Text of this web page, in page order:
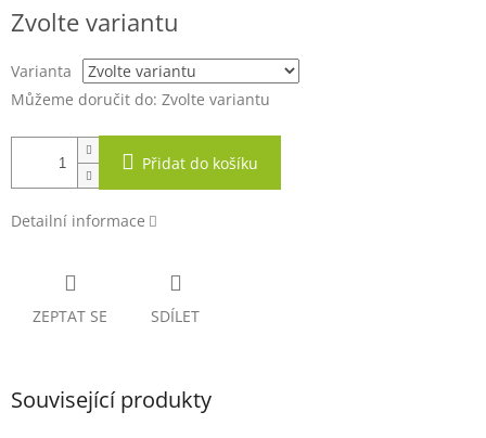
cena:
Zvolte variantu
Varianta
Můžeme doručit do: Zvolte variantu
Přidat do košíku
Detailní informace
ZEPTAT SE SDÍLET
Související produkty